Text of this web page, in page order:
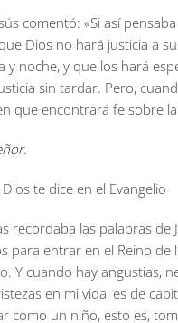
comentó: «Si así
Dios no hará justicia a
y noche, y que los hará
sin tardar. Pero,
que encontrará fe sobre
te dice en el Evangelio
recordaba las palabras de
para entrar en el Reino de
Y cuando hay angustias,
en mi vida, es de
como un niño, esto es,